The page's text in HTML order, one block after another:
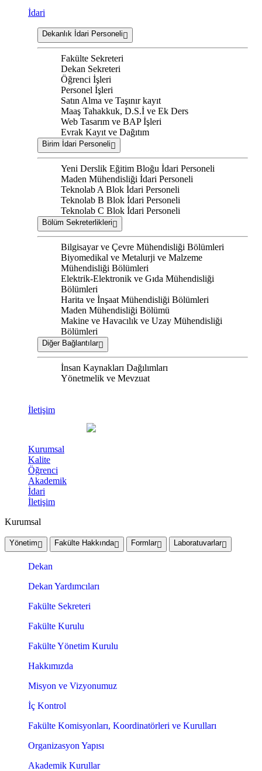
İdari
Dekanlık İdari Personeli
Fakülte Sekreteri
Dekan Sekreteri
Öğrenci İşleri
Personel İşleri
Satın Alma ve Taşınır kayıt
Maaş Tahakkuk, D.S.İ ve Ek Ders
Web Tasarım ve BAP İşleri
Evrak Kayıt ve Dağıtım
Birim İdari Personeli
Yeni Derslik Eğitim Bloğu İdari Personeli
Maden Mühendisliği İdari Personeli
Teknolab A Blok İdari Personeli
Teknolab B Blok İdari Personeli
Teknolab C Blok İdari Personeli
Bölüm Sekreterlikleri
Bilgisayar ve Çevre Mühendisliği Bölümleri
Biyomedikal ve Metalurji ve Malzeme
Mühendisliği Bölümleri
Elektrik-Elektronik ve Gıda Mühendisliği
Bölümleri
Harita ve İnşaat Mühendisliği Bölümleri
Maden Mühendisliği Bölümü
Makine ve Havacılık ve Uzay Mühendisliği
Bölümleri
Diğer Bağlantılar
İnsan Kaynakları Dağılımları
Yönetmelik ve Mevzuat
İletişim
Kurumsal
Kalite
Öğrenci
Akademik
İdari
İletişim
Kurumsal
Yönetim Fakülte Hakkında Formlar Laboratuvarlar
Dekan
Dekan Yardımcıları
Fakülte Sekreteri
Fakülte Kurulu
Fakülte Yönetim Kurulu
Hakkımızda
Misyon ve Vizyonumuz
İç Kontrol
Fakülte Komisyonları, Koordinatörleri ve Kurulları
Organizasyon Yapısı
Akademik Kurullar